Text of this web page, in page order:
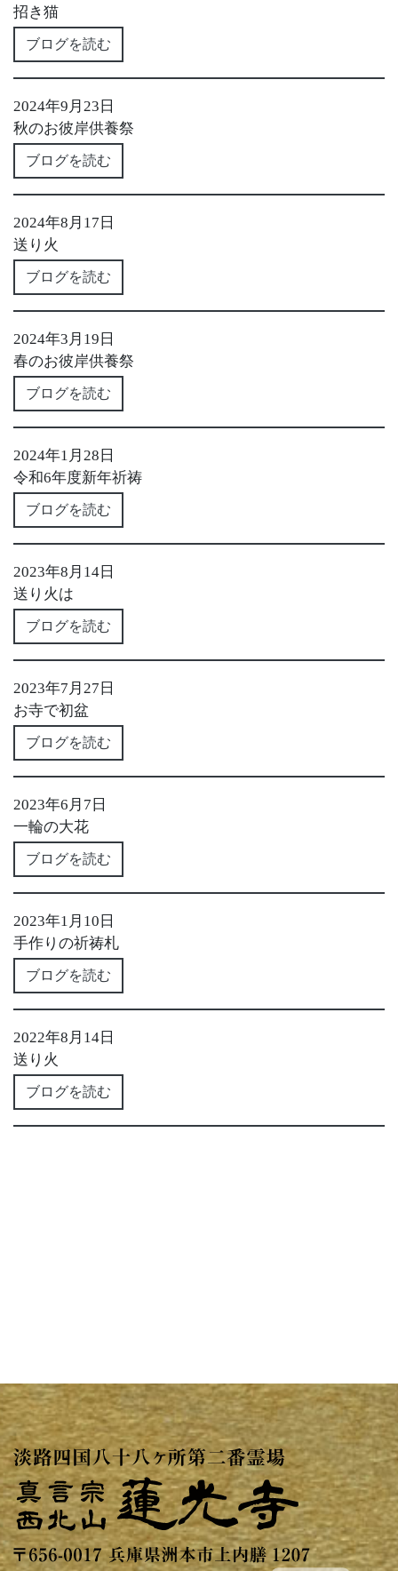
招き猫
ブログを読む
2024年9月23日
秋のお彼岸供養祭
ブログを読む
2024年8月17日
送り火
ブログを読む
2024年3月19日
春のお彼岸供養祭
ブログを読む
2024年1月28日
令和6年度新年祈祷
ブログを読む
2023年8月14日
送り火は
ブログを読む
2023年7月27日
お寺で初盆
ブログを読む
2023年6月7日
一輪の大花
ブログを読む
2023年1月10日
手作りの祈祷札
ブログを読む
2022年8月14日
送り火
ブログを読む